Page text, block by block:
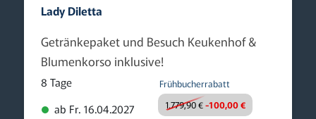
Lady Diletta
Getränkepaket und Besuch Keukenhof &
Blumenkorso inklusive!
8 Tage
ab Fr. 16.04.2027
Frühbucherrabatt
1.779,90 €-100,00 €